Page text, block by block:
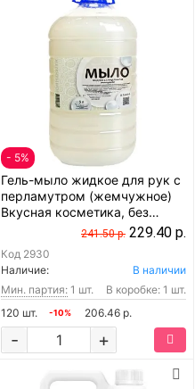
- 5%
Гель-мыло жидкое для рук с
перламутром (жемчужное)
Вкусная косметика, без
241.50 р. 229.40 р.
Код 2930
Наличие:
В наличии
Мин. партия: 1 шт.
В коробке: 1 шт.
120 шт.
-10% 206.46 р.
+
-